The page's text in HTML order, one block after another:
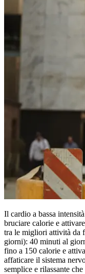
Il cardio a bassa
bruciare calorie e
tra le migliori attività da
giorni): 40 minuti al
fino a 150 calorie e
affaticare il sistema
semplice e rilassante